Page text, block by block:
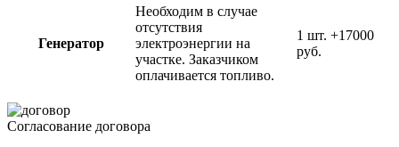
Генератор
Необходим в случае
отсутствия
электроэнергии на
участке. Заказчиком
оплачивается топливо.
1 шт. +17000
руб.
Согласование договора